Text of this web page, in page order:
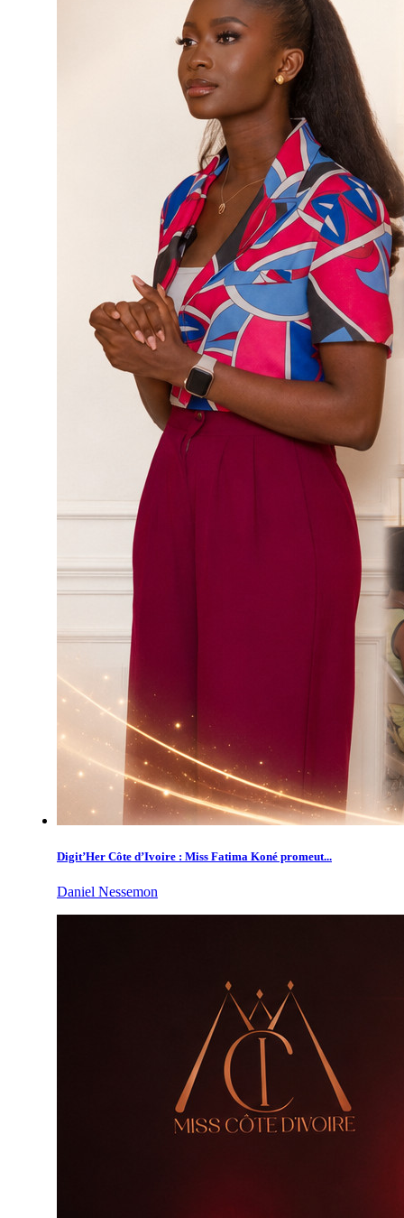
Digit’Her Côte d’Ivoire : Miss Fatima Koné promeut...
Daniel Nessemon